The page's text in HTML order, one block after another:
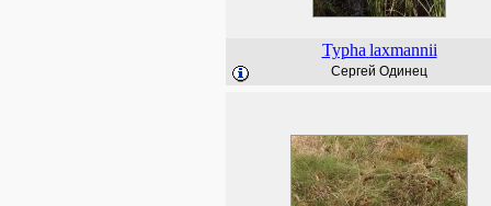
Typha laxmannii
Сергей Одинец